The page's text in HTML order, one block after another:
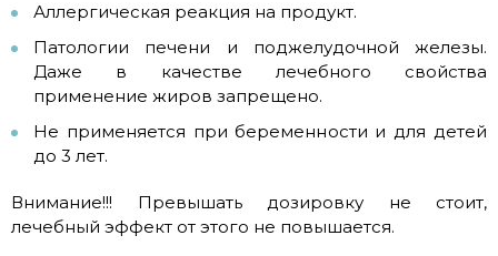
Аллергическая реакция на продукт.
Патологии печени и поджелудочной железы.
Даже в качестве лечебного свойства
применение жиров запрещено.
Не применяется при беременности и для детей
до 3 лет.
Внимание!!! Превышать дозировку не стоит,
лечебный эффект от этого не повышается.